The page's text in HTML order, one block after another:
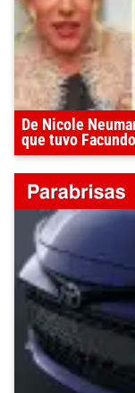
De Nicole
que tuvo